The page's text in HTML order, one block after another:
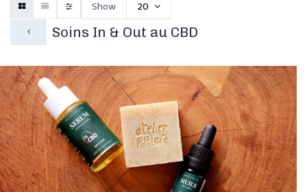
Soins In & Out au CBD
Show 20